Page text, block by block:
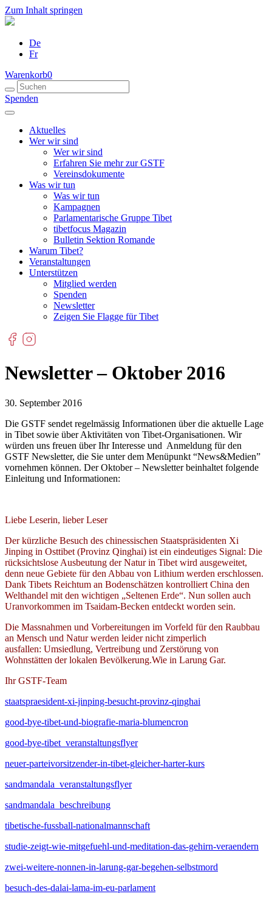
Zum Inhalt springen
De
Fr
Warenkorb0
Spenden
Aktuelles
Wer wir sind
Wer wir sind
Erfahren Sie mehr zur GSTF
Vereinsdokumente
Was wir tun
Was wir tun
Kampagnen
Parlamentarische Gruppe Tibet
tibetfocus Magazin
Bulletin Sektion Romande
Warum Tibet?
Veranstaltungen
Unterstützen
Mitglied werden
Spenden
Newsletter
Zeigen Sie Flagge für Tibet
Newsletter – Oktober 2016
30. September 2016
Die GSTF sendet regelmässig Informationen über die aktuelle Lage
in Tibet sowie über Aktivitäten von Tibet-Organisationen. Wir
würden uns freuen über Ihr Interesse und Anmeldung für den
GSTF Newsletter, die Sie unter dem Menüpunkt “News&Medien”
vornehmen können. Der Oktober – Newsletter beinhaltet folgende
Einleitung und Informationen:
Liebe Leserin, lieber Leser
Der kürzliche Besuch des chinessischen Staatspräsidenten Xi
Jinping in Osttibet (Provinz Qinghai) ist ein eindeutiges Signal: Die
rücksichtslose Ausbeutung der Natur in Tibet wird ausgeweitet,
denn neue Gebiete für den Abbau von Lithium werden erschlossen.
Dank Tibets Reichtum an Bodenschätzen kontrolliert China den
Welthandel mit den wichtigen „Seltenen Erde“. Nun sollen auch
Uranvorkommen im Tsaidam-Becken entdeckt worden sein.
Die Massnahmen und Vorbereitungen im Vorfeld für den Raubbau
an Mensch und Natur werden leider nicht zimperlich
ausfallen: Umsiedlung, Vertreibung und Zerstörung von
Wohnstätten der lokalen Bevölkerung.Wie in Larung Gar.
Ihr GSTF-Team
staatspraesident-xi-jinping-besucht-provinz-qinghai
good-bye-tibet-und-biografie-maria-blumencron
good-bye-tibet_veranstaltungsflyer
neuer-parteivorsitzender-in-tibet-gleicher-harter-kurs
sandmandala_veranstaltungsflyer
sandmandala_beschreibung
tibetische-fussball-nationalmannschaft
studie-zeigt-wie-mitgefuehl-und-meditation-das-gehirn-veraendern
zwei-weitere-nonnen-in-larung-gar-begehen-selbstmord
besuch-des-dalai-lama-im-eu-parlament